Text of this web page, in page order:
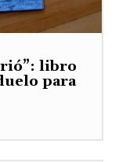
libro
para